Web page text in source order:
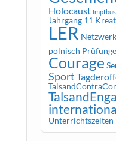
Holocaust Impfbus
Jahrgang 11
LER
polnisch
Courage
Sport
Unterrichtszeiten